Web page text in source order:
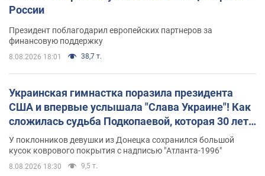
России
Президент поблагодарил европейских партнеров за
финансовую поддержку
8.08.2026 18:01 38,7 т.
Украинская гимнастка поразила президента
США и впервые услышала "Слава Украине"! Как
сложилась судьба Подкопаевой, которая 30 лет
назад завоевала "золото" Олимпиады
У поклонников девушки из Донецка сохранился большой
кусок коврового покрытия с надписью "Атланта-1996"
8.08.2026 18:30 9,5 т.